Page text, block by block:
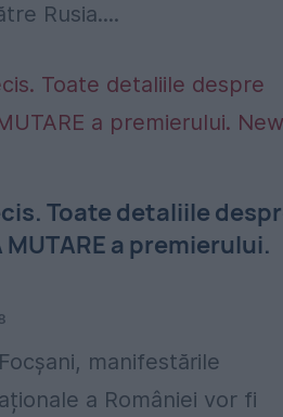
Rusia....
Toate detaliile
MUTARE a premierului.
manifestările
a României vor fi